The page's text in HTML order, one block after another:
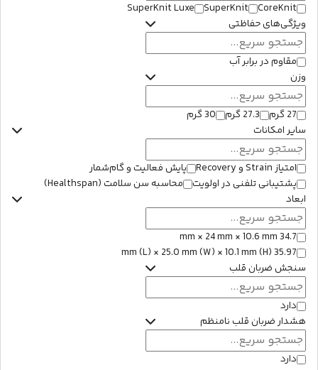
CoreKnit
SuperKnit
SuperKnit Luxe
ویژگی‌های حفاظتی
مقاوم در برابر آب
وزن
27 گرم
30 گرم
سایر امکانات
امتیاز Strain و Recovery
پایش فعالیت و گام‌شمار
پشتیبانی تلفنی در اولویت
محاسبه سن سلامت (Healthspan)
ابعاد
34.7 mm × 24 mm × 10.6 mm
35.97 mm (L) × 25.0 mm (W) × 10.1 mm (H)
سنجش ضربان قلب
دارد
هشدار ضربان قلب نامنظم
دارد